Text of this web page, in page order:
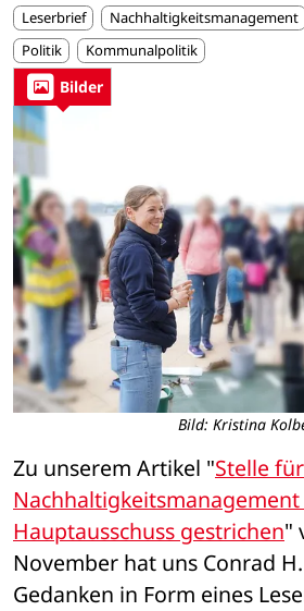
Leserbrief Nachhaltigkeitsmanagement
Politik
Kommunalpolitik
Bilder
Bild: Kristina
Zu unserem Artikel "Stelle für
Hauptausschuss gestrichen"
November hat uns Conrad
Gedanken in Form eines